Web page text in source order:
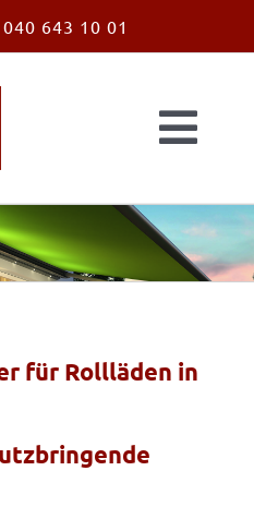
040 643 10 01
für Rollläden in